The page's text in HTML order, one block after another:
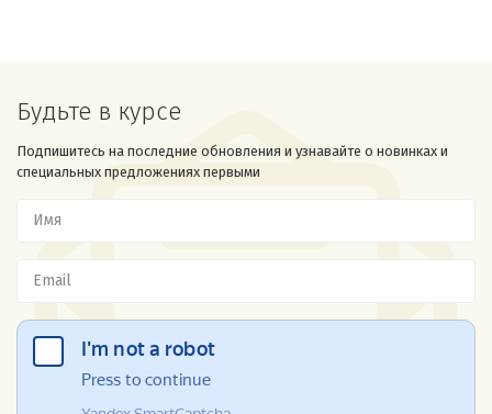
Будьте в курсе
Подпишитесь на последние обновления и узнавайте о новинках и
специальных предложениях первыми